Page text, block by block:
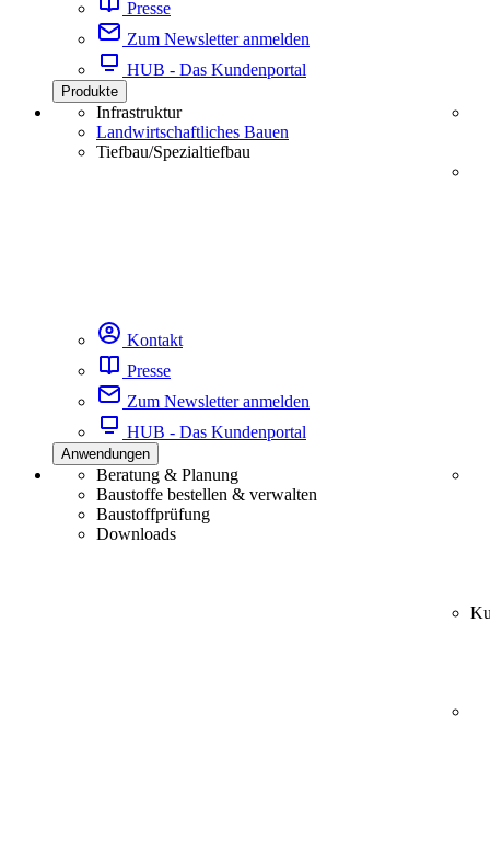
Presse
Zum Newsletter anmelden
HUB - Das Kundenportal
Produkte
Infrastruktur
Landwirtschaftliches Bauen
Tiefbau/Spezialtiefbau
Kontakt
Presse
Zum Newsletter anmelden
HUB - Das Kundenportal
Anwendungen
Beratung & Planung
Baustoffe bestellen & verwalten
Baustoffprüfung
Downloads